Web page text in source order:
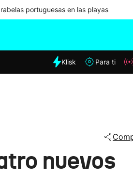
portuguesas en las playas
Klisk Para ti
nuevos